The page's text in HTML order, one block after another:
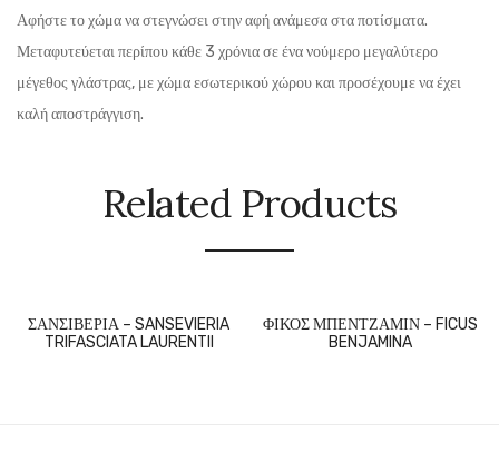
Αφήστε το χώμα να στεγνώσει στην αφή ανάμεσα στα ποτίσματα.
Μεταφυτεύεται περίπου κάθε 3 χρόνια σε ένα νούμερο μεγαλύτερο
μέγεθος γλάστρας, με χώμα εσωτερικού χώρου και προσέχουμε να έχει
καλή αποστράγγιση.
Related Products
ΣΑΝΣΙΒΕΡΙΑ – SANSEVIERIA
TRIFASCIATA LAURENTII
ΦΙΚΟΣ ΜΠΕΝΤΖΑΜΙΝ – FICUS
BENJAMINA